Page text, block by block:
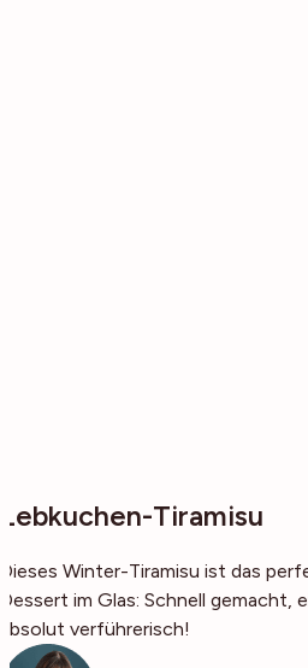
Lebkuchen-Tiramisu
Dieses Winter-Tiramisu ist das
Dessert im Glas: Schnell gemacht,
absolut verführerisch!